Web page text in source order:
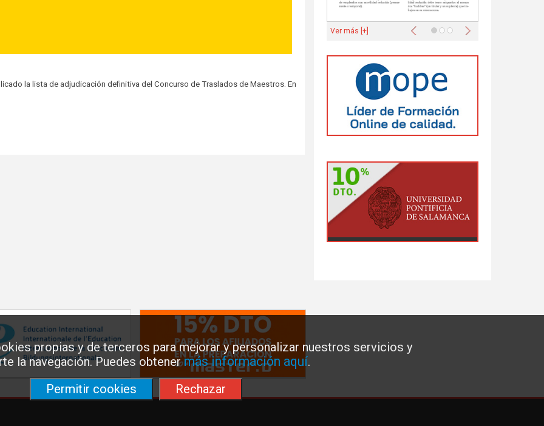
propias y de terceros para mejorar y personalizar nuestros servicios y
la navegación. Puedes obtenermás información aquí.
Permitir cookies
Rechazar
la lista de adjudicación definitiva del Concurso de Traslados de Maestros. En
Anterior Siguiente
Ver más [+]